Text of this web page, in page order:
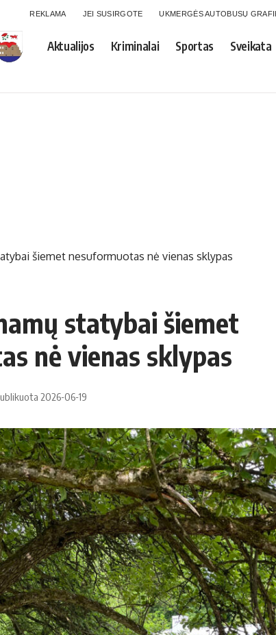
REKLAMA JEI SUSIRGOTE UKMERGĖS AUTOBUSŲ
Aktualijos Kriminalai Sportas Sveikata
šiemet nesuformuotas nė vienas sklypas
statybai šiemet
nė vienas sklypas
2026-06-19